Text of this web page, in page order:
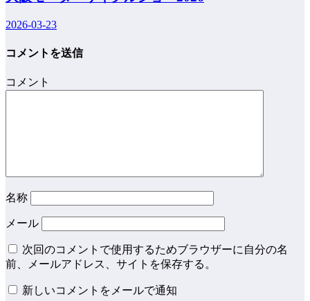
2026-03-23
コメントを送信
コメント
名称
メール
次回のコメントで使用するためブラウザーに自分の名
前、メールアドレス、サイトを保存する。
新しいコメントをメールで通知